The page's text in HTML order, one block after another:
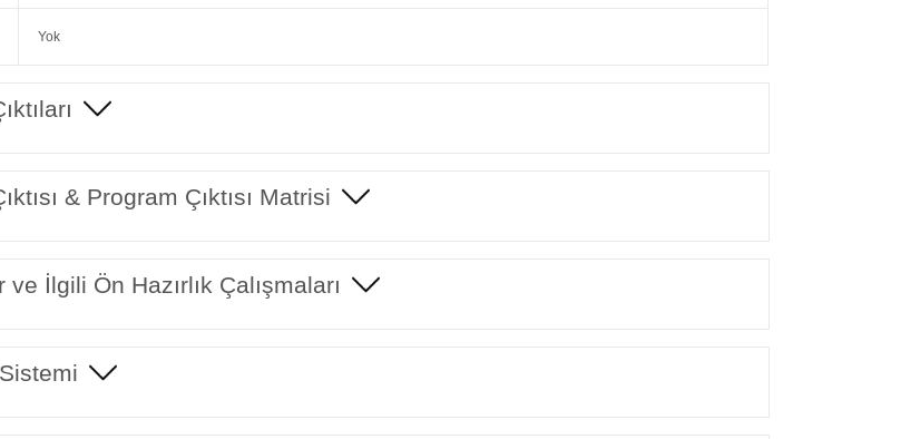
Yok
& Program Çıktısı Matrisi
İlgili Ön Hazırlık Çalışmaları